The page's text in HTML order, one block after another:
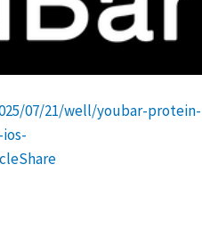
07/21/well/youbar-protein-